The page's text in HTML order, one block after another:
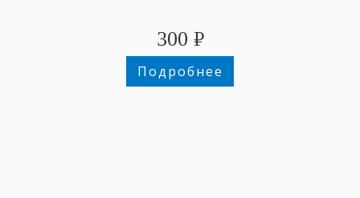
300 ₽
Подробнее